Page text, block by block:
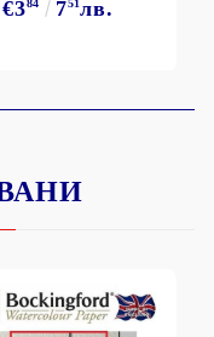
€384 751лв.